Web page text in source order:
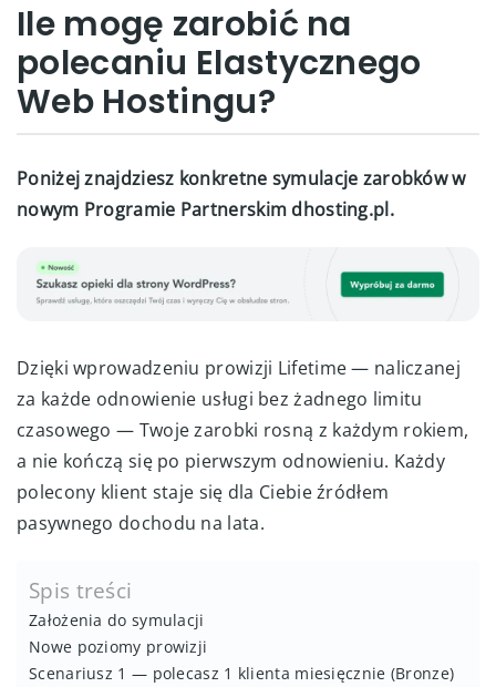
Ile mogę zarobić na
polecaniu Elastycznego
Web Hostingu?
Poniżej znajdziesz konkretne symulacje zarobków w
nowym Programie Partnerskim dhosting.pl.
Dzięki wprowadzeniu prowizji Lifetime — naliczanej
za każde odnowienie usługi bez żadnego limitu
czasowego — Twoje zarobki rosną z każdym rokiem,
a nie kończą się po pierwszym odnowieniu. Każdy
polecony klient staje się dla Ciebie źródłem
pasywnego dochodu na lata.
Spis treści
Założenia do symulacji
Nowe poziomy prowizji
Scenariusz 1 — polecasz 1 klienta miesięcznie (Bronze)